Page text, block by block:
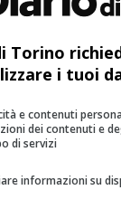
ATTUALITÀ 2 anni fa
acceso
e
occupate per
approva
politica a Torino
Torino
i tuoi
e contenuti
dei contenuti e
di servizi
informazioni su